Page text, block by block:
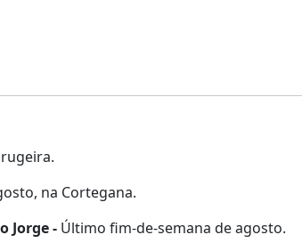
na Cortegana.
Jorge - Último fim-de-semana de agosto.